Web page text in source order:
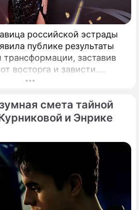
российской эстрады
публике результаты
трансформации, заставив
восторга и зависти.
Жасмин всегда
ее свежие снимки
настоящую бурю в Сети.
смета тайной
и Энрике